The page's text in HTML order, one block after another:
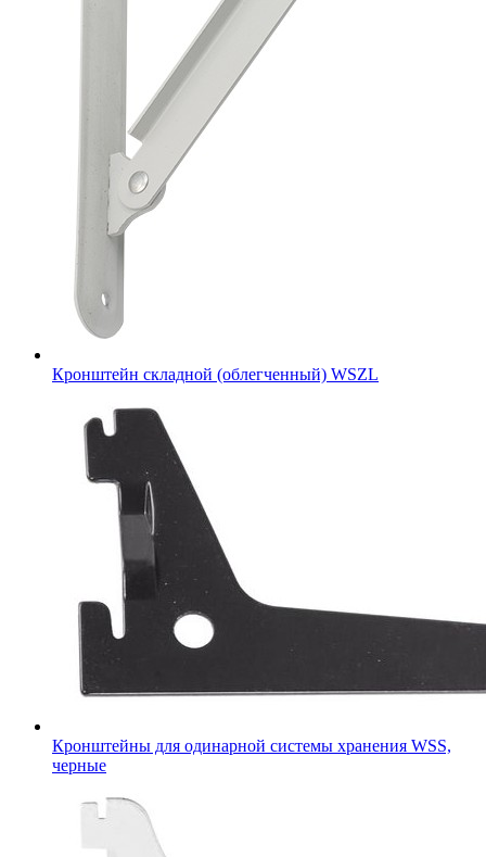
Кронштейн складной (облегченный) WSZL
Кронштейны для одинарной системы хранения WSS,
черные